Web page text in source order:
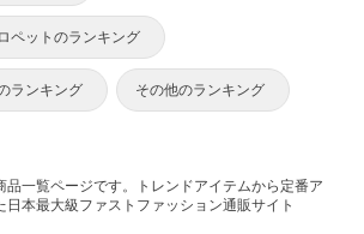
ペットのランキング
ランキング その他のランキング
品一覧ページです。トレンドアイテムから定番ア
日本最大級ファストファッション通販サイト